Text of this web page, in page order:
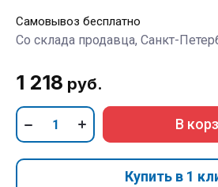
Самовывоз бесплатно
Со склада продавца, Санкт-
1 218 руб.
В
Купить в 1